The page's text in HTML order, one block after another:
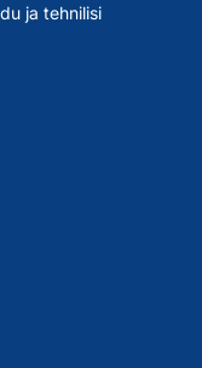
ja tehnilisi